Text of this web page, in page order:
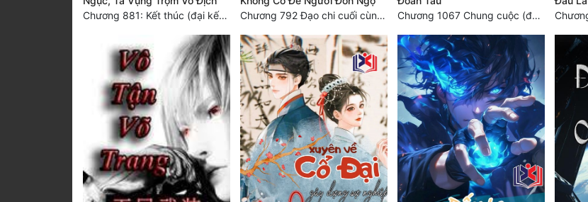
Chương 881: Kết thúc (đại kết cục)
Chương 792 Đạo chi cuối cùng, chung cực kế hoạch! (đại kết cục) (3)
Chương 1067 Chung cuộc (đại kết cục) (5)